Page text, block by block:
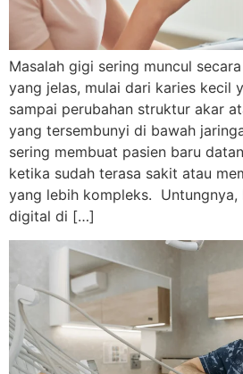
Masalah gigi sering muncul
yang jelas, mulai dari karies kecil
sampai perubahan struktur akar
yang tersembunyi di bawah
sering membuat pasien baru
ketika sudah terasa sakit atau
yang lebih kompleks. Untungnya,
digital di […]